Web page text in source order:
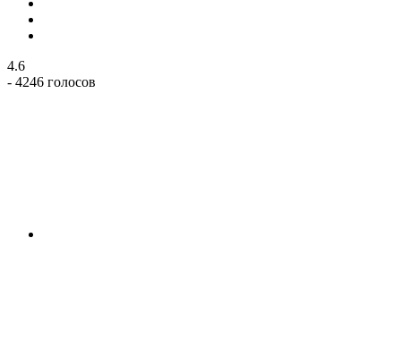
4.6
- 4246 голосов